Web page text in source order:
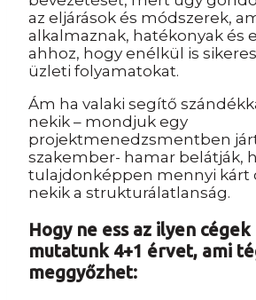
az eljárások és módszerek,
alkalmaznak, hatékonyak és
ahhoz, hogy enélkül is
üzleti folyamatokat.
Ám ha valaki segítő
nekik – mondjuk egy
projektmenedzsmentben
szakember- hamar belátják,
tulajdonképpen mennyi kárt
nekik a strukturálatlanság.
Hogy ne ess az ilyen
mutatunk 4+1 érvet, ami
meggyőzhet: